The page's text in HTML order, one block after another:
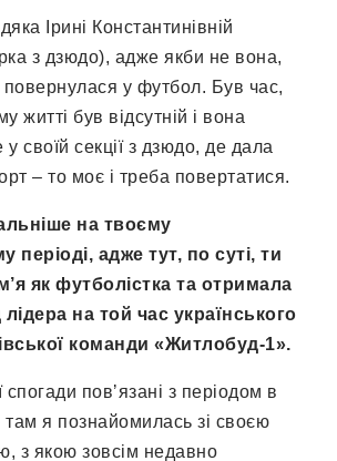
Ірині Константинівній
з дзюдо), адже якби не вона,
у футбол. Був час,
житті був відсутній і вона
своїй секції з дзюдо, де дала
– то моє і треба повертатися.
на твоєму
періоді, адже тут, по суті, ти
як футболістка та отримала
на той час українського
команди «Житлобуд-1».
повʼязані з періодом в
я познайомилась зі своєю
з якою зовсім недавно